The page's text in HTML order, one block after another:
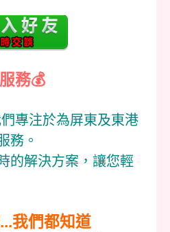
務💰
專注於為屏東及東港
務。
的解決方案，讓您輕
我們都知道